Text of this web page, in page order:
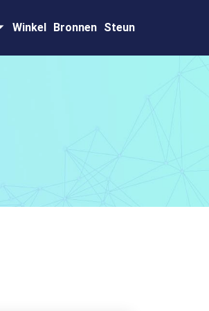
Winkel Bronnen Steun